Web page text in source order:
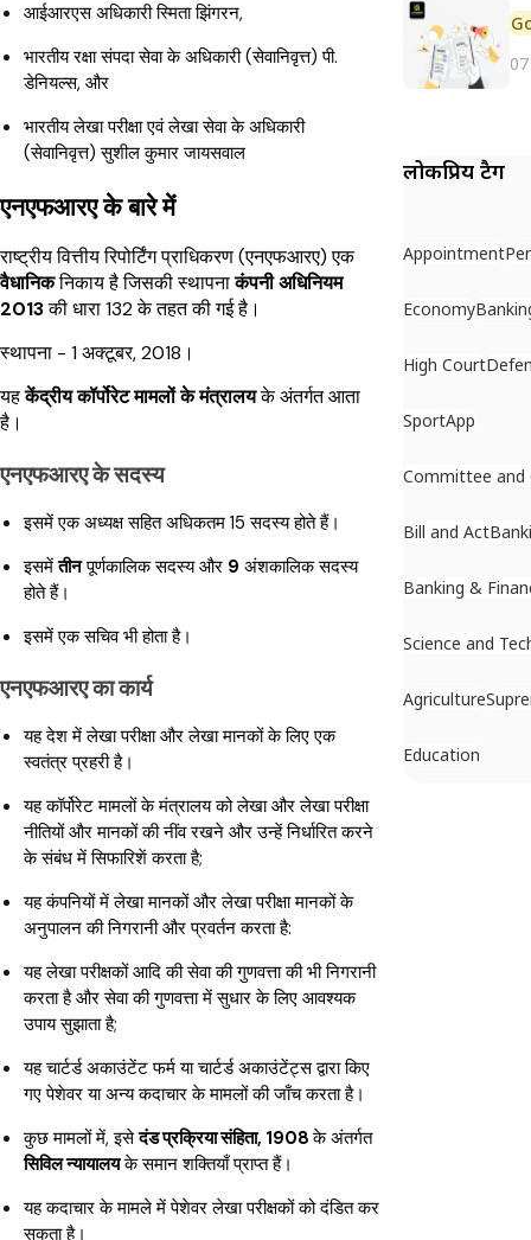
आईआरएस अधिकारी स्मिता झिंगरन,
भारतीय रक्षा संपदा सेवा के अधिकारी (सेवानिवृत्त) पी.
डेनियल्स, और
भारतीय लेखा परीक्षा एवं लेखा सेवा के अधिकारी
(सेवानिवृत्त) सुशील कुमार जायसवाल
एनएफआरए के बारे में
राष्ट्रीय वित्तीय रिपोर्टिंग प्राधिकरण (एनएफआरए) एक
वैधानिकनिकाय है जिसकी स्थापनाकंपनी अधिनियम
2013की धारा 132 के तहत की गई है।
स्थापना - 1 अक्टूबर, 2018।
यहकेंद्रीय कॉर्पोरेट मामलों के मंत्रालयके अंतर्गत आता
है।
एनएफआरए के सदस्य
इसमें एक अध्यक्ष सहित अधिकतम 15 सदस्य होते हैं।
इसमेंतीनपूर्णकालिक सदस्य और 9 अंशकालिक सदस्य
होते हैं।
इसमें एक सचिव भी होता है।
एनएफआरए का कार्य
यह देश में लेखा परीक्षा और लेखा मानकों के लिए एक
स्वतंत्र प्रहरी है।
यह कॉर्पोरेट मामलों के मंत्रालय को लेखा और लेखा परीक्षा
नीतियों और मानकों की नींव रखने और उन्हें निर्धारित करने
के संबंध में सिफारिशें करता है;
यह कंपनियों में लेखा मानकों और लेखा परीक्षा मानकों के
अनुपालन की निगरानी और प्रवर्तन करता है:
यह लेखा परीक्षकों आदि की सेवा की गुणवत्ता की भी निगरानी
करता है और सेवा की गुणवत्ता में सुधार के लिए आवश्यक
उपाय सुझाता है;
यह चार्टर्ड अकाउंटेंट फर्म या चार्टर्ड अकाउंटेंट्स द्वारा किए
गए पेशेवर या अन्य कदाचार के मामलों की जाँच करता है।
कुछ मामलों में, इसेदंड प्रक्रिया संहिता, 1908के अंतर्गत
सिविल न्यायालयके समान शक्तियाँ प्राप्त हैं।
यह कदाचार के मामले में पेशेवर लेखा परीक्षकों को दंडित कर
सकता है।
लोकप्रिय टैग
Appointment
Economy
High Court
SportApp
Committee and
Bill and Act
Banking &
Science and
Agriculture
Education